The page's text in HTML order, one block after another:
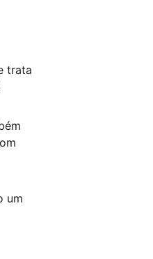
trata
um